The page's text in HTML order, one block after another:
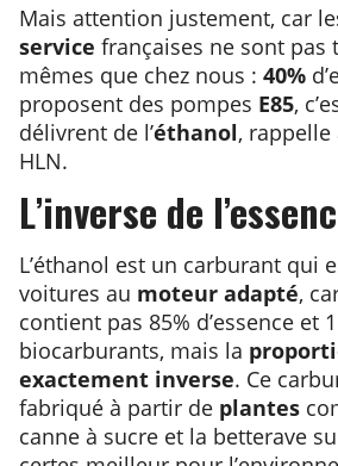
Mais attention justement, car
service françaises ne sont pas
mêmes que chez nous : 40%
proposent des pompes E85,
délivrent de l’éthanol,
HLN.
L’inverse de
L’éthanol est un carburant qui
voitures au moteur adapté,
contient pas 85% d’essence et
biocarburants, mais la
exactement inverse. Ce
fabriqué à partir de plantes
canne à sucre et la betterave